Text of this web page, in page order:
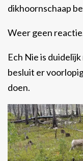
dikhoornschaap
Weer geen
Ech Nie is
besluit er
doen.